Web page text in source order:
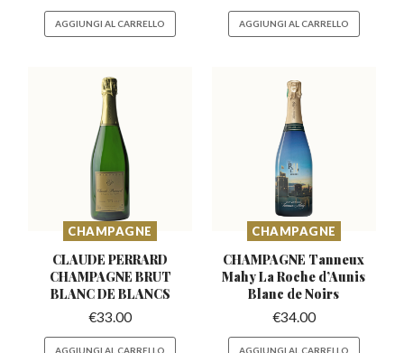
AGGIUNGI AL CARRELLO AGGIUNGI AL CARRELLO
CHAMPAGNE
CLAUDE PERRARD
CHAMPAGNE BRUT
BLANC DE BLANCS
€33.00
AGGIUNGI AL CARRELLO
CHAMPAGNE
CHAMPAGNE Tanneux
Mahy La Roche d’Aunis
Blanc de Noirs
€34.00
AGGIUNGI AL CARRELLO